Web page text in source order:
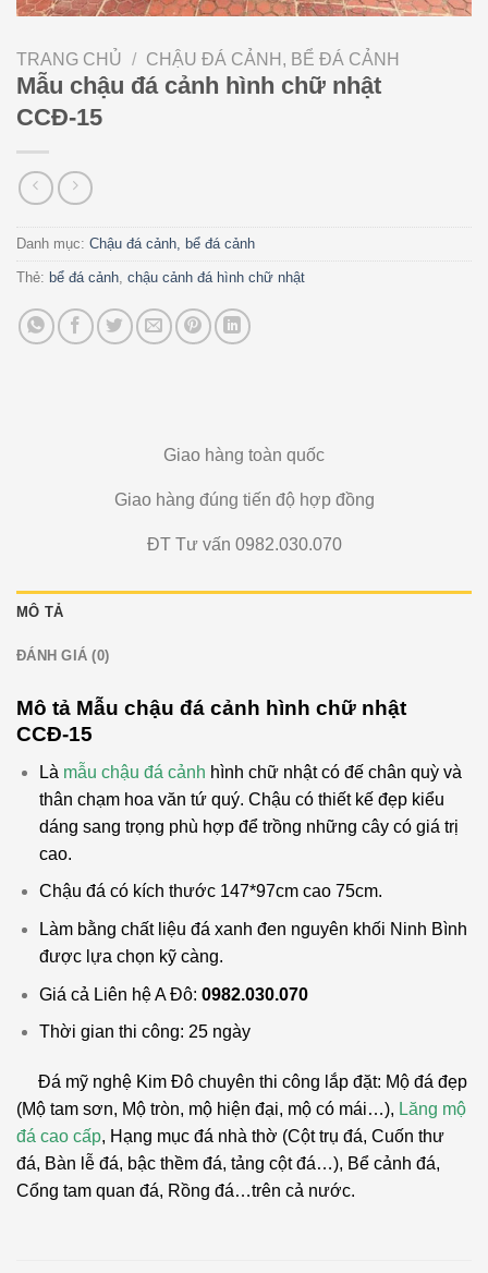
TRANG CHỦ / CHẬU ĐÁ CẢNH, BỂ ĐÁ CẢNH
Mẫu chậu đá cảnh hình chữ nhật
CCĐ-15
Danh mục: Chậu đá cảnh, bể đá cảnh
Thẻ: bể đá cảnh, chậu cảnh đá hình chữ nhật
Giao hàng toàn quốc
Giao hàng đúng tiến độ hợp đồng
ĐT Tư vấn 0982.030.070
MÔ TẢ
ĐÁNH GIÁ (0)
Mô tả Mẫu chậu đá cảnh hình chữ nhật
CCĐ-15
Là mẫu chậu đá cảnh hình chữ nhật có đế chân quỳ và
thân chạm hoa văn tứ quý. Chậu có thiết kế đẹp kiểu
dáng sang trọng phù hợp để trồng những cây có giá trị
cao.
Chậu đá có kích thước 147*97cm cao 75cm.
Làm bằng chất liệu đá xanh đen nguyên khối Ninh Bình
được lựa chọn kỹ càng.
Giá cả Liên hệ A Đô: 0982.030.070
Thời gian thi công: 25 ngày
Đá mỹ nghệ Kim Đô chuyên thi công lắp đặt: Mộ đá đẹp
(Mộ tam sơn, Mộ tròn, mộ hiện đại, mộ có mái…), Lăng mộ
đá cao cấp, Hạng mục đá nhà thờ (Cột trụ đá, Cuốn thư
đá, Bàn lễ đá, bậc thềm đá, tảng cột đá…), Bể cảnh đá,
Cổng tam quan đá, Rồng đá…trên cả nước.